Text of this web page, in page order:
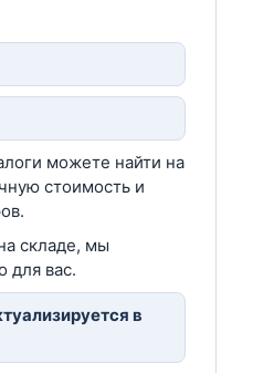
можете найти на
стоимость и
складе, мы
для вас.
в